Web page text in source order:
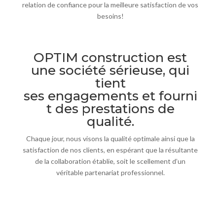
relation de confiance pour la meilleure satisfaction de vos
besoins!
OPTIM construction est
une société sérieuse, qui
tient
ses engagements et fourni
t des prestations de
qualité.
Chaque jour, nous visons la qualité optimale ainsi que la
satisfaction de nos clients, en espérant que la résultante
de la collaboration établie, soit le scellement d’un
véritable partenariat professionnel.